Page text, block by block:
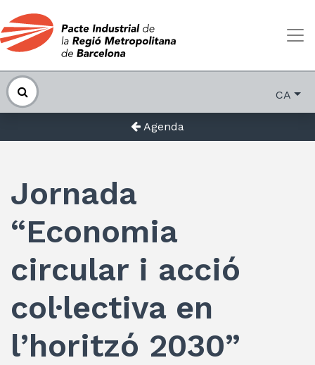
CA
Agenda
Jornada
“Economia
circular i acció
col·lectiva en
l’horitzó 2030”